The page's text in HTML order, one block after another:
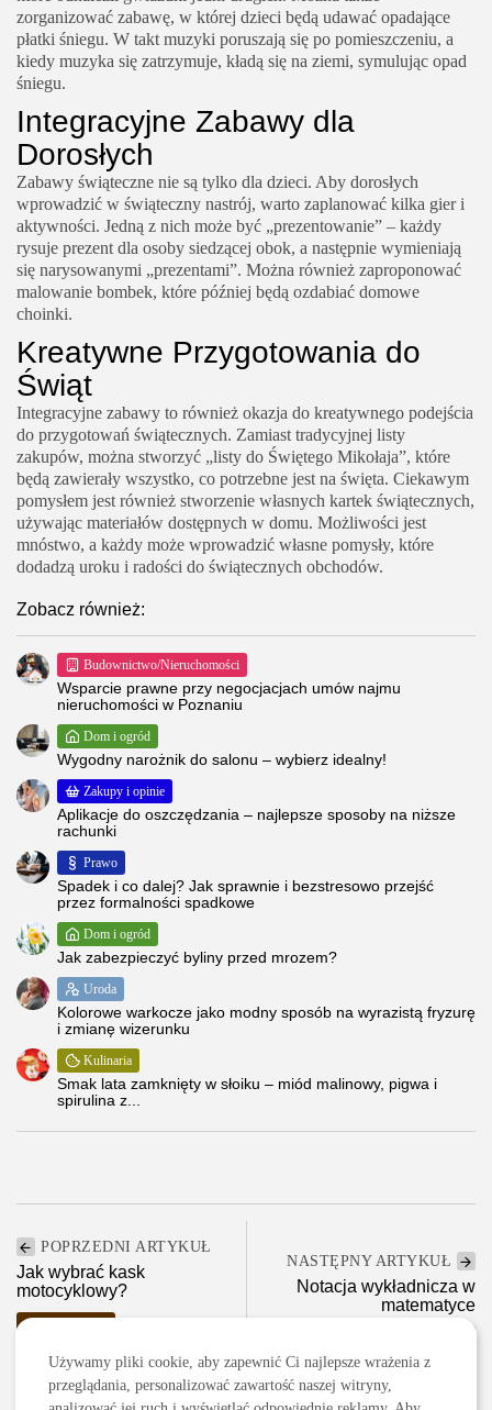
zorganizować zabawę, w której dzieci będą udawać opadające
płatki śniegu. W takt muzyki poruszają się po pomieszczeniu, a
kiedy muzyka się zatrzymuje, kładą się na ziemi, symulując opad
śniegu.
Integracyjne Zabawy dla
Dorosłych
Zabawy świąteczne nie są tylko dla dzieci. Aby dorosłych
wprowadzić w świąteczny nastrój, warto zaplanować kilka gier i
aktywności. Jedną z nich może być „prezentowanie” – każdy
rysuje prezent dla osoby siedzącej obok, a następnie wymieniają
się narysowanymi „prezentami”. Można również zaproponować
malowanie bombek, które później będą ozdabiać domowe
choinki.
Kreatywne Przygotowania do
Świąt
Integracyjne zabawy to również okazja do kreatywnego podejścia
do przygotowań świątecznych. Zamiast tradycyjnej listy
zakupów, można stworzyć „listy do Świętego Mikołaja”, które
będą zawierały wszystko, co potrzebne jest na święta. Ciekawym
pomysłem jest również stworzenie własnych kartek świątecznych,
używając materiałów dostępnych w domu. Możliwości jest
mnóstwo, a każdy może wprowadzić własne pomysły, które
dodadzą uroku i radości do świątecznych obchodów.
Zobacz również:
Budownictwo/Nieruchomości
Wsparcie prawne przy negocjacjach umów najmu
nieruchomości w Poznaniu
Dom i ogród
Wygodny narożnik do salonu – wybierz idealny!
Zakupy i opinie
Aplikacje do oszczędzania – najlepsze sposoby na niższe
rachunki
Prawo
Spadek i co dalej? Jak sprawnie i bezstresowo przejść
przez formalności spadkowe
Dom i ogród
Jak zabezpieczyć byliny przed mrozem?
Uroda
Kolorowe warkocze jako modny sposób na wyrazistą fryzurę
i zmianę wizerunku
Kulinaria
Smak lata zamknięty w słoiku – miód malinowy, pigwa i
spirulina z...
POPRZEDNI ARTYKUŁ
Jak wybrać kask
motocyklowy?
Zakupy i opinie
NASTĘPNY ARTYKUŁ
Notacja wykładnicza w
matematyce
Używamy pliki cookie, aby zapewnić Ci najlepsze wrażenia z
przeglądania, personalizować zawartość naszej witryny,